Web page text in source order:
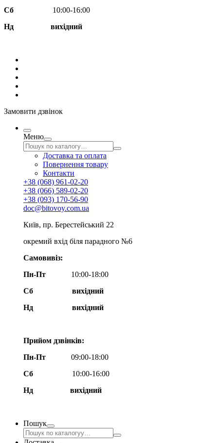
Сб
10:00-16:00
Нд вихідний
Замовити дзвінок
Меню
Доставка та оплата
Повернення товару
Контакти
+38 (068) 961-02-20
+38 (066) 589-02-20
+38 (093) 170-56-90
doc@bitovoy.com.ua
Київ, пр. Берестейський 22
окремий вхід біля парадного №6
Самовивіз:
Пн-Пт
10:00-18:00
Сб
вихідний
Нд
вихідний
Прийом дзвінків:
Пн-Пт
09:00-18:00
Сб
10:00-16:00
Нд вихідний
Пошук